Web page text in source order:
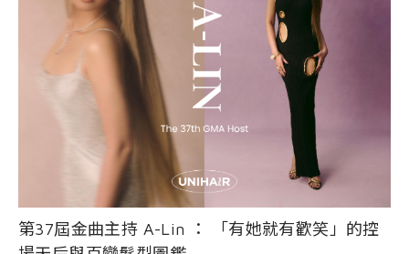
第37屆金曲主持 A-Lin ： 「有她就有歡笑」的控